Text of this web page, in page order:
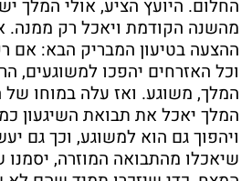
החלום. היועץ הציע, אולי המלך
מהשנה הקודמת ויאכל רק
ההצעה בטיעון המבריק הבא: אם
וכל האזרחים יהפכו למשוגעים,
המלך, משוגע. ואז עלה במוחו של
המלך יאכל את תבואת השיגעון
ויהפוך גם הוא למשוגע, וכך גם
שיאכלו מהתבואה המוזרה, יסמנו